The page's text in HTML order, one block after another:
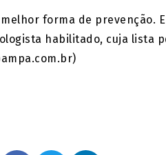
forma de prevenção.
habilitado, cuja lista